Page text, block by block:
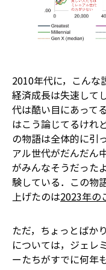
2010年代に，こんな
経済成長は失速して
代は酷い目にあって
はこう論じてるけれ
の物語は全体的に引
アル世代がだんだん
がみんなそうだった
験している．この物
上げたのは2023年の
ただ，ちょっとばか
については，ジェレ
ーたちがすでに何年